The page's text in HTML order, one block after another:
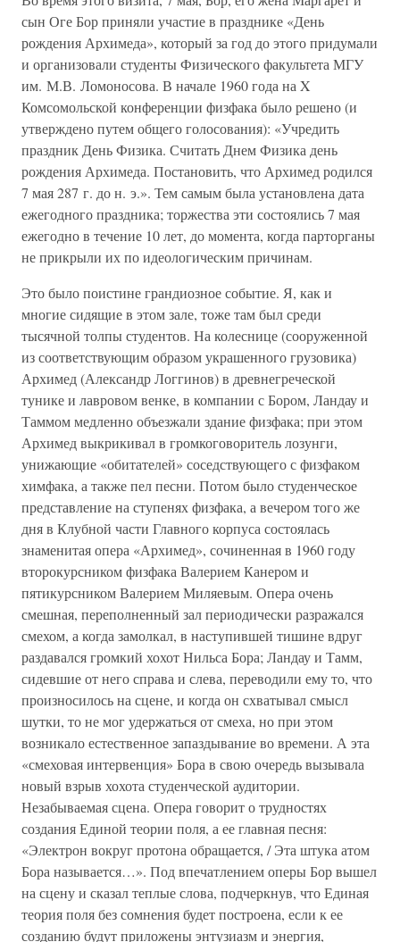
сын Оге Бор приняли участие в празднике «День
рождения Архимеда», который за год до этого придумали
и организовали студенты Физического факультета МГУ
им. М.В. Ломоносова. В начале 1960 года на X
Комсомольской конференции физфака было решено (и
утверждено путем общего голосования): «Учредить
праздник День Физика. Считать Днем Физика день
рождения Архимеда. Постановить, что Архимед родился
7 мая 287 г. до н. э.». Тем самым была установлена дата
ежегодного праздника; торжества эти состоялись 7 мая
ежегодно в течение 10 лет, до момента, когда парторганы
не прикрыли их по идеологическим причинам.
Это было поистине грандиозное событие. Я, как и
многие сидящие в этом зале, тоже там был среди
тысячной толпы студентов. На колеснице (сооруженной
из соответствующим образом украшенного грузовика)
Архимед (Александр Логгинов) в древнегреческой
тунике и лавровом венке, в компании с Бором, Ландау и
Таммом медленно объезжали здание физфака; при этом
Архимед выкрикивал в громкоговоритель лозунги,
унижающие «обитателей» соседствующего с физфаком
химфака, а также пел песни. Потом было студенческое
представление на ступенях физфака, а вечером того же
дня в Клубной части Главного корпуса состоялась
знаменитая опера «Архимед», сочиненная в 1960 году
второкурсником физфака Валерием Канером и
пятикурсником Валерием Миляевым. Опера очень
смешная, переполненный зал периодически разражался
смехом, а когда замолкал, в наступившей тишине вдруг
раздавался громкий хохот Нильса Бора; Ландау и Тамм,
сидевшие от него справа и слева, переводили ему то, что
произносилось на сцене, и когда он схватывал смысл
шутки, то не мог удержаться от смеха, но при этом
возникало естественное запаздывание во времени. А эта
«смеховая интервенция» Бора в свою очередь вызывала
новый взрыв хохота студенческой аудитории.
Незабываемая сцена. Опера говорит о трудностях
создания Единой теории поля, а ее главная песня:
«Электрон вокруг протона обращается, / Эта штука атом
Бора называется…». Под впечатлением оперы Бор вышел
на сцену и сказал теплые слова, подчеркнув, что Единая
теория поля без сомнения будет построена, если к ее
созданию будут приложены энтузиазм и энергия,